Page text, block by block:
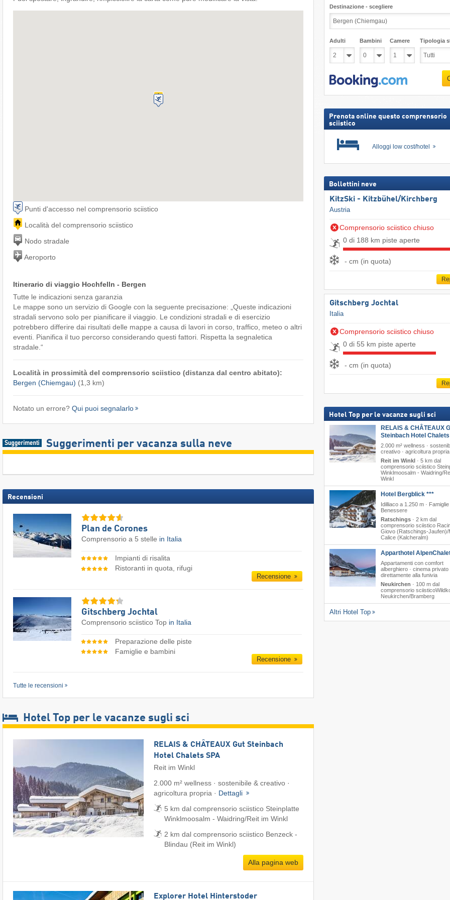
Punti d'accesso nel comprensorio sciistico
Località del comprensorio sciistico
Nodo stradale
Aeroporto
Itinerario di viaggio Hochfelln - Bergen
Tutte le indicazioni senza garanzia
Le mappe sono un servizio di Google con la seguente precisazione: „Queste indicazioni
stradali servono solo per pianificare il viaggio. Le condizioni stradali e di esercizio
potrebbero differire dai risultati delle mappe a causa di lavori in corso, traffico, meteo o altri
eventi. Pianifica il tuo percorso considerando questi fattori. Rispetta la segnaletica
stradale.“
Località in prossimità del comprensorio sciistico (distanza dal centro abitato):
Bergen (Chiemgau) (1,3 km)
Notato un errore? Qui puoi segnalarlo
Suggerimenti per vacanza sulla neve
Recensioni
Plan de Corones
Comprensorio a 5 stelle in Italia
Impianti di risalita
Ristoranti in quota, rifugi
Recensione
Gitschberg Jochtal
Comprensorio sciistico Top in Italia
Preparazione delle piste
Famiglie e bambini
Recensione
Tutte le recensioni
Hotel Top per le vacanze sugli sci
RELAIS & CHÂTEAUX Gut Steinbach
Hotel Chalets SPA
Reit im Winkl
2.000 m² wellness · sostenibile & creativo ·
agricoltura propria · Dettagli
5 km dal comprensorio sciistico Steinplatte
Winklmoosalm - Waidring/​Reit im Winkl
2 km dal comprensorio sciistico Benzeck -
Blindau (Reit im Winkl)
Alla pagina web
Explorer Hotel Hinterstoder
Destinazione - scegliere
Adulti Bambini Camere Tipologia
Prenota online questo comprensorio
sciistico
Alloggi low cost/hotel
Bollettini neve
KitzSki - Kitzbühel/​Kirchberg
Austria
Comprensorio sciistico chiuso
0 di 188 km piste aperte
- cm (in quota)
Gitschberg Jochtal
Italia
Comprensorio sciistico chiuso
0 di 55 km piste aperte
- cm (in quota)
Hotel Top per le vacanze sugli sci
RELAIS & CHÂTEAUX
Steinbach Hotel Chalets
2.000 m² wellness ·
creativo · agricoltura propria
Reit im Winkl· 5 km dal
comprensorio sciistico
Winklmoosalm - Waidring/​
Winkl
Hotel Bergblick ***
Idilliaco a 1.250 m · Famiglie
Benessere
Ratschings· 2 km dal
comprensorio sciistico
Giovo (Ratschings-Jaufen)/​
Calice (Kalcheralm)
Apparthotel
Appartamenti con comfort
alberghiero · cinema privato
direttamente alla funivia
Neukirchen · 100 m dal
comprensorio
Neukirchen/​Bramberg
Altri Hotel Top